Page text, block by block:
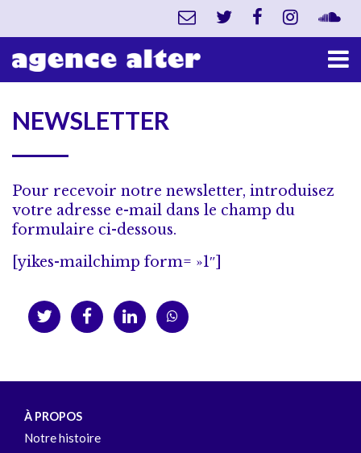
NEWSLETTER
Pour recevoir notre newsletter, introduisez
votre adresse e-mail dans le champ du
formulaire ci-dessous.
[yikes-mailchimp form= »1″]
À PROPOS
Notre histoire